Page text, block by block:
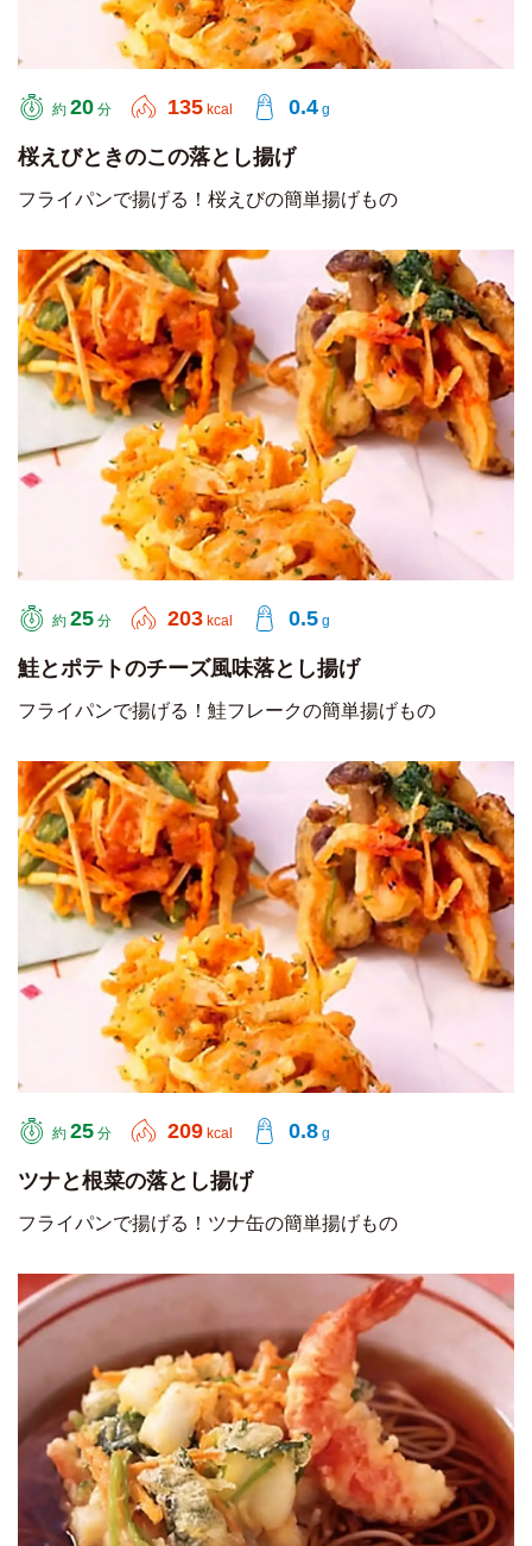
約 20 分 135 kcal 0.4 g
桜えびときのこの落とし揚げ
フライパンで揚げる！桜えびの簡単揚げもの
約 25 分 203 kcal 0.5 g
鮭とポテトのチーズ風味落とし揚げ
フライパンで揚げる！鮭フレークの簡単揚げもの
約 25 分 209 kcal 0.8 g
ツナと根菜の落とし揚げ
フライパンで揚げる！ツナ缶の簡単揚げもの